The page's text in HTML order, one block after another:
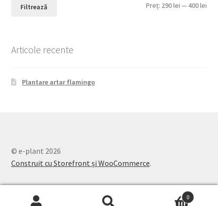
Filtrează Preț: 290 lei —400 lei
Articole recente
Plantare artar flamingo
© e-plant 2026
Construit cu Storefront și WooCommerce.
0